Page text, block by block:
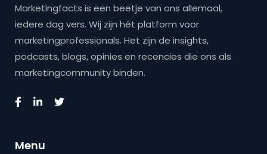
Marketingfacts is een beetje van ons allemaal,
iedere dag vers. Wij zijn hét platform voor
marketingprofessionals. Het zijn de insights,
podcasts, blogs, opinies en recencies die ons als
marketingcommunity binden.
Menu